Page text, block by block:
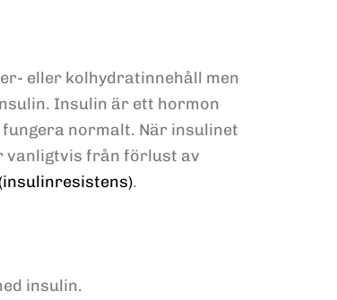
eller kolhydratinnehåll men
Insulin är ett hormon
normalt. När insulinet
vanligtvis från förlust av
.
insulin.